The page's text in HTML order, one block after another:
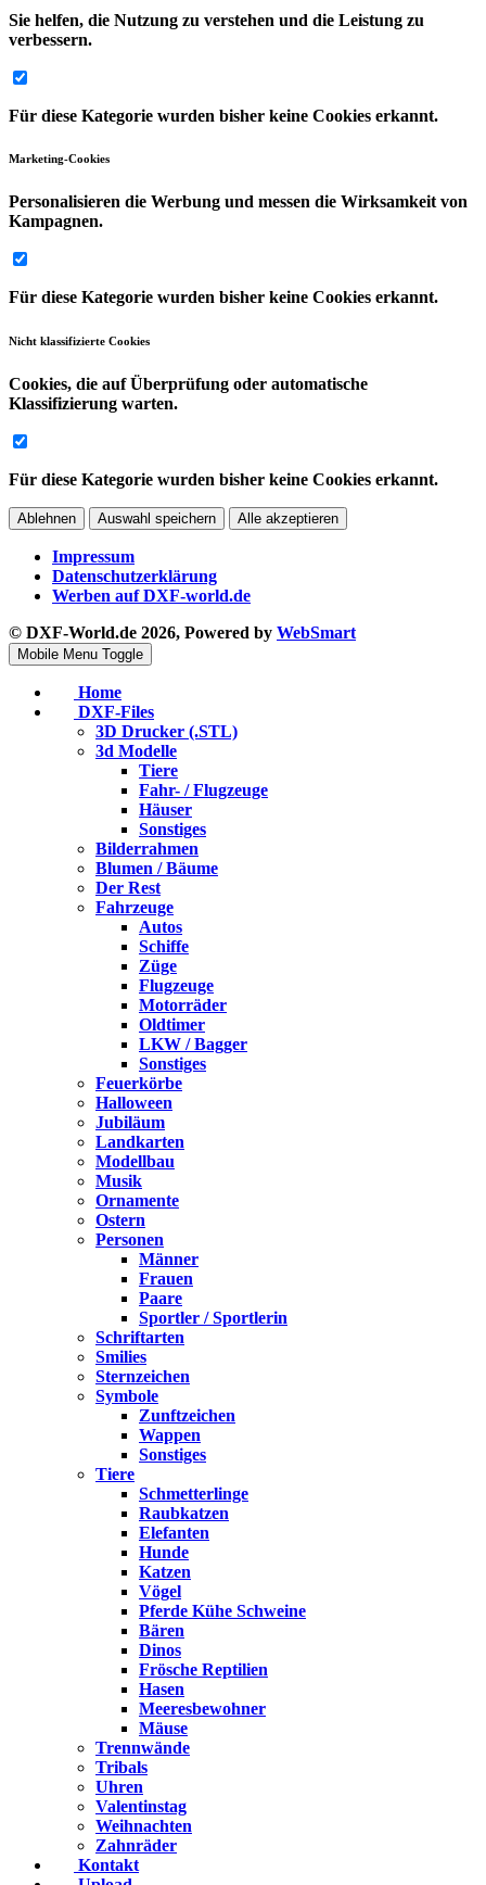
Sie helfen, die Nutzung zu verstehen und die Leistung zu
verbessern.
Für diese Kategorie wurden bisher keine Cookies erkannt.
Marketing-Cookies
Personalisieren die Werbung und messen die Wirksamkeit von
Kampagnen.
Für diese Kategorie wurden bisher keine Cookies erkannt.
Nicht klassifizierte Cookies
Cookies, die auf Überprüfung oder automatische
Klassifizierung warten.
Für diese Kategorie wurden bisher keine Cookies erkannt.
Ablehnen Auswahl speichern Alle akzeptieren
Impressum
Datenschutzerklärung
Werben auf DXF-world.de
© DXF-World.de 2026, Powered by WebSmart
Mobile Menu Toggle
Home
DXF-Files
3D Drucker (.STL)
3d Modelle
Tiere
Fahr- / Flugzeuge
Häuser
Sonstiges
Bilderrahmen
Blumen / Bäume
Der Rest
Fahrzeuge
Autos
Schiffe
Züge
Flugzeuge
Motorräder
Oldtimer
LKW / Bagger
Sonstiges
Feuerkörbe
Halloween
Jubiläum
Landkarten
Modellbau
Musik
Ornamente
Ostern
Personen
Männer
Frauen
Paare
Sportler / Sportlerin
Schriftarten
Smilies
Sternzeichen
Symbole
Zunftzeichen
Wappen
Sonstiges
Tiere
Schmetterlinge
Raubkatzen
Elefanten
Hunde
Katzen
Vögel
Pferde Kühe Schweine
Bären
Dinos
Frösche Reptilien
Hasen
Meeresbewohner
Mäuse
Trennwände
Tribals
Uhren
Valentinstag
Weihnachten
Zahnräder
Kontakt